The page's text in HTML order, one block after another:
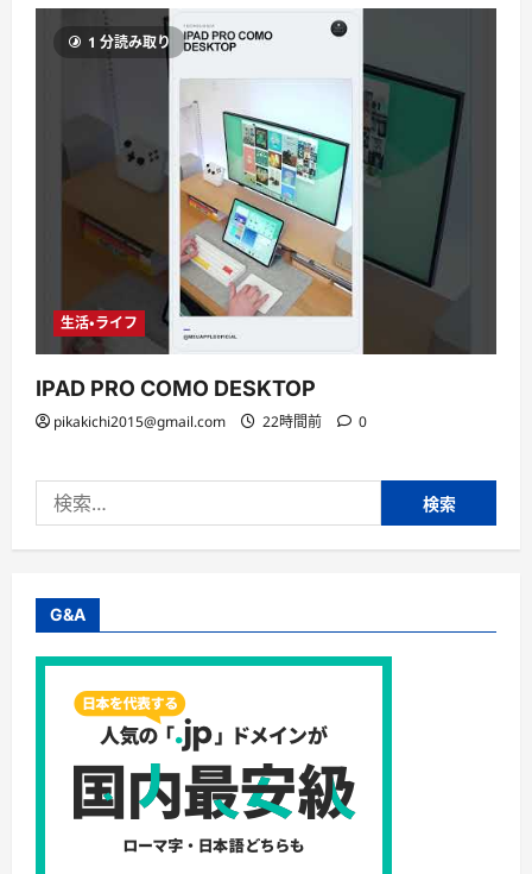
1 分読み取り
生活・ライフ
IPAD PRO COMO DESKTOP
pikakichi2015@gmail.com 22時間前 0
索:
G&A